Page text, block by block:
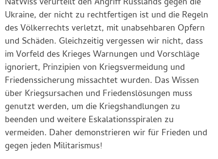
Ukraine, der nicht zu rechtfertigen ist und die Regeln
des Völkerrechts verletzt, mit unabsehbaren Opfern
und Schäden. Gleichzeitig vergessen wir nicht, dass
im Vorfeld des Krieges Warnungen und Vorschläge
ignoriert, Prinzipien von Kriegsvermeidung und
Friedenssicherung missachtet wurden. Das Wissen
über Kriegsursachen und Friedenslösungen muss
genutzt werden, um die Kriegshandlungen zu
beenden und weitere Eskalationsspiralen zu
vermeiden. Daher demonstrieren wir für Frieden und
gegen jeden Militarismus!